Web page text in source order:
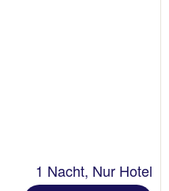
1 Nacht, Nur Hotel